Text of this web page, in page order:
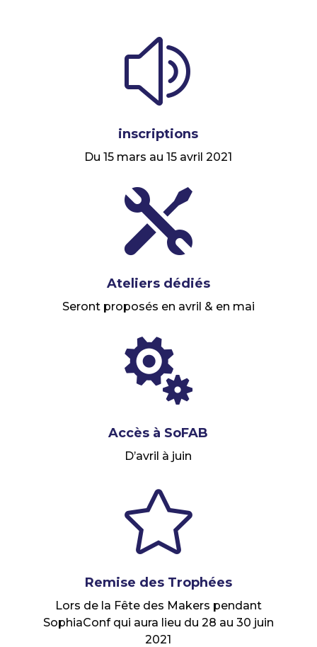
z
inscriptions
Du 15 mars au 15 avril 2021

Ateliers dédiés
Seront proposés en avril & en mai

Accès à SoFAB
D’avril à juin

Remise des Trophées
Lors de la Fête des Makers pendant
SophiaConf qui aura lieu du 28 au 30 juin
2021